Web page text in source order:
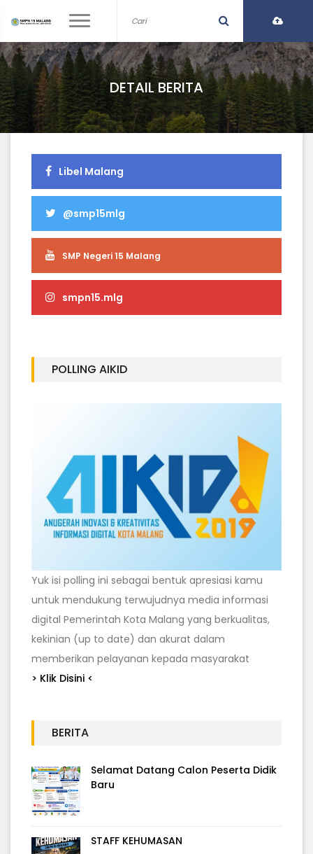
DETAIL BERITA
Libel Malang
@smp15mlg
SMP Negeri 15 Malang
smpn15.mlg
POLLING AIKID
Yuk isi polling ini sebagai bentuk apresiasi kamu
untuk mendukung terwujudnya media informasi
digital Pemerintah Kota Malang yang berkualitas,
kekinian (up to date) dan akurat dalam
memberikan pelayanan kepada masyarakat
> Klik Disini <
BERITA
Selamat Datang Calon Peserta Didik
Baru
STAFF KEHUMASAN